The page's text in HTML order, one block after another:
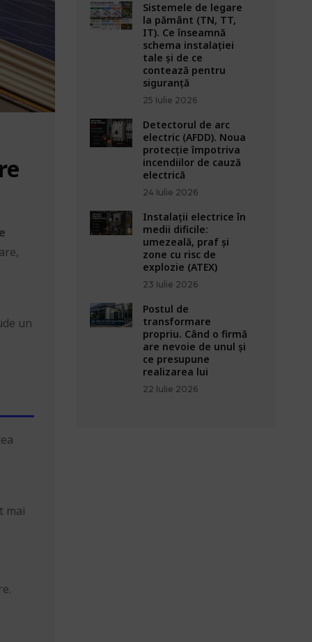
un
mai
Sistemele de legare
la pământ (TN, TT,
IT). Ce înseamnă
schema instalației
tale și de ce
contează pentru
siguranță
25 Iulie 2026
Detectorul de arc
electric (AFDD). Noua
protecție împotriva
incendiilor de cauză
electrică
24 Iulie 2026
Instalații electrice în
medii dificile:
umezeală, praf și
zone cu risc de
explozie (ATEX)
23 Iulie 2026
Postul de
transformare
propriu. Când o firmă
are nevoie de unul și
ce presupune
realizarea lui
22 Iulie 2026